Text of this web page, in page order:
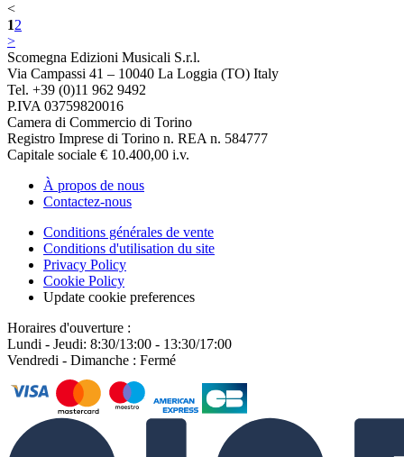
<
12
>
Scomegna Edizioni Musicali S.r.l.
Via Campassi 41 – 10040 La Loggia (TO) Italy
Tel. +39 (0)11 962 9492
P.IVA 03759820016
Camera di Commercio di Torino
Registro Imprese di Torino n. REA n. 584777
Capitale sociale € 10.400,00 i.v.
À propos de nous
Contactez-nous
Conditions générales de vente
Conditions d'utilisation du site
Privacy Policy
Cookie Policy
Update cookie preferences
Horaires d'ouverture :
Lundi - Jeudi: 8:30/13:00 - 13:30/17:00
Vendredi - Dimanche : Fermé